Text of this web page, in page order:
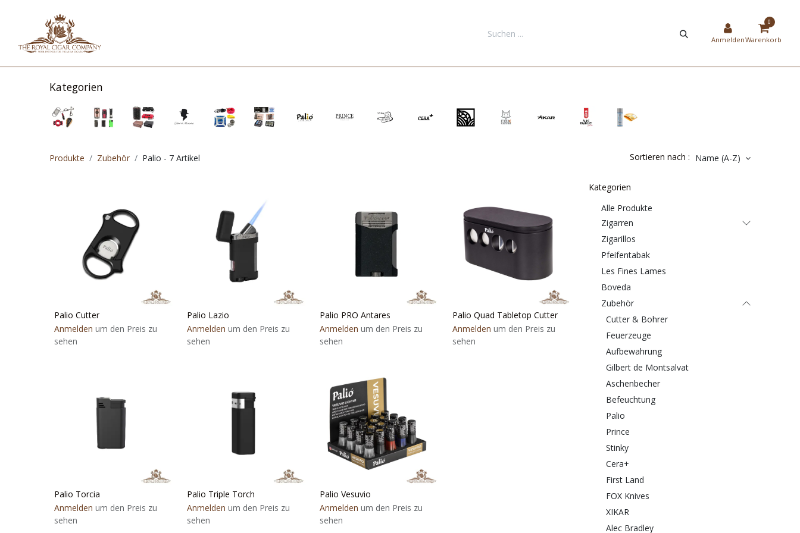
NEUKUNDE REGISTRIERUNG
Anmelden
0
Warenkorb
Kategorien
Produkte Zubehör Palio - 7 Artikel Sortieren nach : Name (A-Z)
Kategorien
Alle Produkte
Zigarren
Zigarillos
Pfeifentabak
Les Fines Lames
Boveda
Zubehör
Cutter & Bohrer
Feuerzeuge
Aufbewahrung
Gilbert de Montsalvat
Aschenbecher
Befeuchtung
Palio
Prince
Stinky
Cera+
First Land
FOX Knives
XIKAR
Alec Bradley
Palio Cutter
Anmelden um den Preis zu
sehen
Palio Lazio
Anmelden um den Preis zu
sehen
Palio PRO Antares
Anmelden um den Preis zu
sehen
Palio Quad Tabletop Cutter
Anmelden um den Preis zu
sehen
Palio Torcia
Anmelden um den Preis zu
sehen
Palio Triple Torch
Anmelden um den Preis zu
sehen
Palio Vesuvio
Anmelden um den Preis zu
sehen